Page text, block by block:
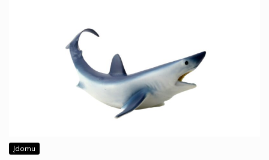
Įdomu